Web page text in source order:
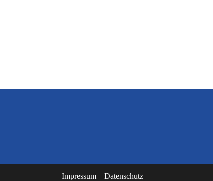
Impressum Datenschutz